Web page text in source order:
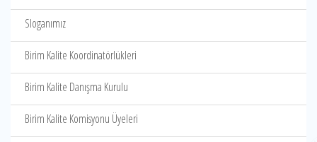
Sloganımız
Birim Kalite Koordinatörlükleri
Birim Kalite Danışma Kurulu
Birim Kalite Komisyonu Üyeleri